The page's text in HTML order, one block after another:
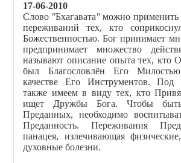
17-06-2010
Слово "Бхагавата" можно применить
переживаний тех, кто
Божественностью. Бог принимает
предпринимает множество
называют описание опыта тех, кто
был Благословлён Его
качестве Его Инструментов. Под
также имеем в виду тех, кто
ищет Дружбы Бога. Чтобы
Преданных, необходимо
Преданность. Переживания
панацея, излечивающая
духовные болезни.